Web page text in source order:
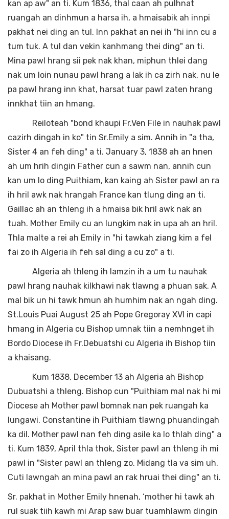
kan ap aw" an ti. Kum 1836, thal caan ah pulhnat
ruangah an dinhmun a harsa ih, a hmaisabik ah innpi
pakhat nei ding an tul. Inn pakhat an nei ih "hi inn cu a
tum tuk. A tul dan vekin kanhmang thei ding" an ti.
Mina pawl hrang sii pek nak khan, miphun thlei dang
nak um loin nunau pawl hrang a lak ih ca zirh nak, nu le
pa pawl hrang inn khat, harsat tuar pawl zaten hrang
innkhat tiin an hmang.
Reiloteah "bond khaupi Fr.Ven File in nauhak pawl
cazirh dingah in ko" tin Sr.Emily a sim. Annih in "a tha,
Sister 4 an feh ding" a ti. January 3, 1838 ah an hnen
ah um hrih dingin Father cun a sawm nan, annih cun
kan um lo ding Puithiam, kan kaing ah Sister pawl an ra
ih hril awk nak hrangah France kan tlung ding an ti.
Gaillac ah an thleng ih a hmaisa bik hril awk nak an
tuah. Mother Emily cu an lungkim nak in upa ah an hril.
Thla malte a rei ah Emily in "hi tawkah ziang kim a fel
fai zo ih Algeria ih feh sal ding a cu zo" a ti.
Algeria ah thleng ih lamzin ih a um tu nauhak
pawl hrang nauhak kilkhawi nak tlawng a phuan sak. A
mal bik un hi tawk hmun ah humhim nak an ngah ding.
St.Louis Puai August 25 ah Pope Gregoray XVI in capi
hmang in Algeria cu Bishop umnak tiin a nemhnget ih
Bordo Diocese ih Fr.Debuatshi cu Algeria ih Bishop tiin
a khaisang.
Kum 1838, December 13 ah Algeria ah Bishop
Dubuatshi a thleng. Bishop cun "Puithiam mal nak hi mi
Diocese ah Mother pawl bomnak nan pek ruangah ka
lungawi. Constantine ih Puithiam tlawng phuandingah
ka dil. Mother pawl nan feh ding asile ka lo thlah ding" a
ti. Kum 1839, April thla thok, Sister pawl an thleng ih mi
pawl in "Sister pawl an thleng zo. Midang tla va sim uh.
Cuti lawngah an mina pawl an rak hruai thei ding" an ti.
Sr. pakhat in Mother Emily hnenah, ‘mother hi tawk ah
rul suak tiih kawh mi Arap saw buar tuamhlawm dingin